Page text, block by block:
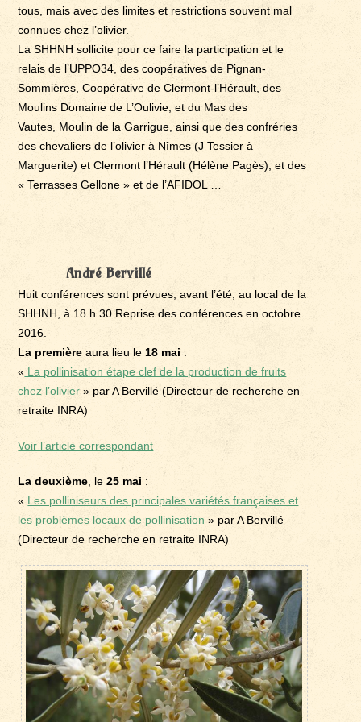
tous, mais avec des limites et restrictions souvent mal
connues chez l’olivier.
La SHHNH sollicite pour ce faire la participation et le
relais de l’UPPO34, des coopératives de Pignan-
Sommières, Coopérative de Clermont-l’Hérault, des
Moulins Domaine de L’Oulivie, et du Mas des
Vautes, Moulin de la Garrigue, ainsi que des confréries
des chevaliers de l’olivier à Nîmes (J Tessier à
Marguerite) et Clermont l’Hérault (Hélène Pagès), et des
« Terrasses Gellone » et de l’AFIDOL …
André Bervillé
Huit conférences sont prévues, avant l’été, au local de la
SHHNH, à 18 h 30.Reprise des conférences en octobre
2016.
La première aura lieu le18 mai :
« La pollinisation étape clef de la production de fruits
chez l’olivier » par A Bervillé (Directeur de recherche en
retraite INRA)
Voir l’article correspondant
La deuxième, le25 mai :
« Les polliniseurs des principales variétés françaises et
les problèmes locaux de pollinisation » par A Bervillé
(Directeur de recherche en retraite INRA)